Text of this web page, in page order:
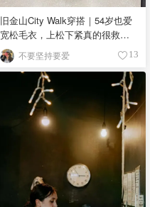
旧金山City Walk穿搭｜54岁也爱
宽松毛衣，上松下紧真的很救比
例
不要坚持要爱 13